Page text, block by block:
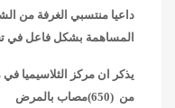
داعيا منتسبي الغرفة من
المساهمة بشكل فاعل في
يذكر ان مركز الثلاسيميا
من (650)مصاب بالمرض